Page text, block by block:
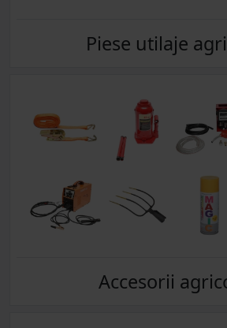
Piese utilaje
Accesorii